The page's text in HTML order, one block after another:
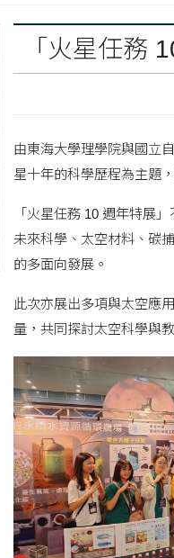
「火星任務
由東海大學理學院與國立
星十年的科學歷程為主題
「火星任務 10 週年特展
未來科學、太空材料、碳
的多面向發展。
此次亦展出多項與太空應
量，共同探討太空科學與